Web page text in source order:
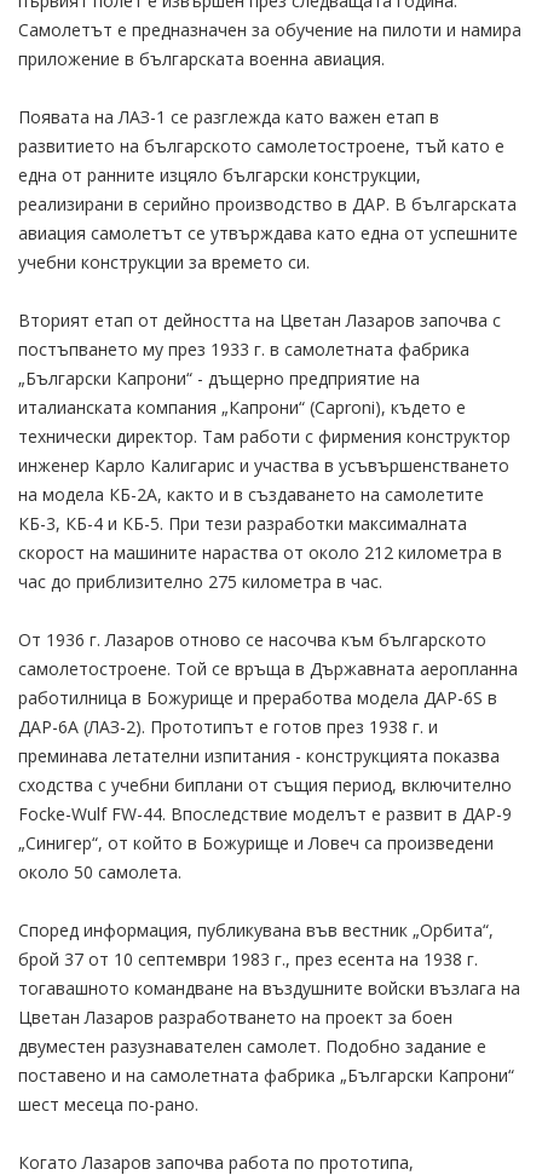
Самолетът е предназначен за обучение на пилоти и намира
приложение в българската военна авиация.
Появата на ЛАЗ-1 се разглежда като важен етап в
развитието на българското самолетостроене, тъй като е
една от ранните изцяло български конструкции,
реализирани в серийно производство в ДАР. В българската
авиация самолетът се утвърждава като една от успешните
учебни конструкции за времето си.
Вторият етап от дейността на Цветан Лазаров започва с
постъпването му през 1933 г. в самолетната фабрика
„Български Капрони“ - дъщерно предприятие на
италианската компания „Капрони“ (Caproni), където е
технически директор. Там работи с фирмения конструктор
инженер Карло Калигарис и участва в усъвършенстването
на модела КБ-2А, както и в създаването на самолетите
КБ-3, КБ-4 и КБ-5. При тези разработки максималната
скорост на машините нараства от около 212 километра в
час до приблизително 275 километра в час.
От 1936 г. Лазаров отново се насочва към българското
самолетостроене. Той се връща в Държавната аеропланна
работилница в Божурище и преработва модела ДАР-6S в
ДАР-6А (ЛАЗ-2). Прототипът е готов през 1938 г. и
преминава летателни изпитания - конструкцията показва
сходства с учебни биплани от същия период, включително
Focke-Wulf FW-44. Впоследствие моделът е развит в ДАР-9
„Синигер“, от който в Божурище и Ловеч са произведени
около 50 самолета.
Според информация, публикувана във вестник „Орбита“,
брой 37 от 10 септември 1983 г., през есента на 1938 г.
тогавашното командване на въздушните войски възлага на
Цветан Лазаров разработването на проект за боен
двуместен разузнавателен самолет. Подобно задание е
поставено и на самолетната фабрика „Български Капрони“
шест месеца по-рано.
Когато Лазаров започва работа по прототипа,